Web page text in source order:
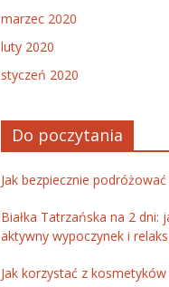
marzec 2020
luty 2020
styczeń 2020
Do poczytania
Jak bezpiecznie
Białka Tatrzańska na 2 dni:
aktywny wypoczynek i
Jak korzystać z